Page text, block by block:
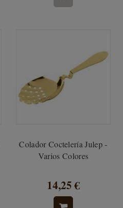
Colador Coctelería Julep -
Varios Colores
14,25 €